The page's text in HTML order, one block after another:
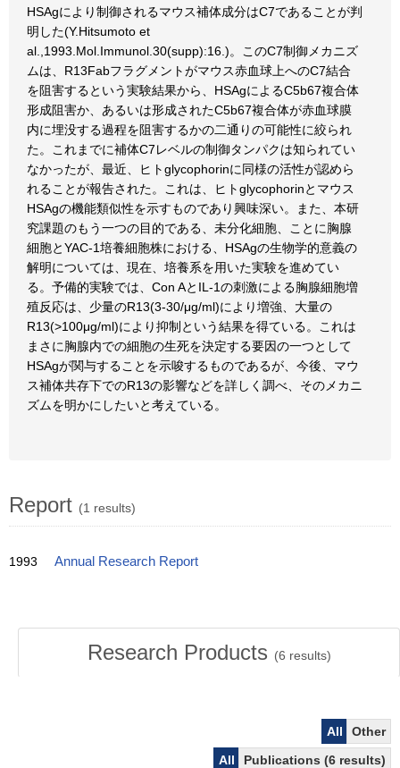
HSAgにより制御されるマウス補体成分はC7であることが判
明した(Y.Hitsumoto et
al.,1993.Mol.Immunol.30(supp):16.)。このC7制御メカニズ
ムは、R13Fabフラグメントがマウス赤血球上へのC7結合
を阻害するという実験結果から、HSAgによるC5b67複合体
形成阻害か、あるいは形成されたC5b67複合体が赤血球膜
内に埋没する過程を阻害するかの二通りの可能性に絞られ
た。これまでに補体C7レベルの制御タンパクは知られてい
なかったが、最近、ヒトglycophorinに同様の活性が認めら
れることが報告された。これは、ヒトglycophorinとマウス
HSAgの機能類似性を示すものであり興味深い。また、本研
究課題のもう一つの目的である、未分化細胞、ことに胸腺
細胞とYAC-1培養細胞株における、HSAgの生物学的意義の
解明については、現在、培養系を用いた実験を進めてい
る。予備的実験では、Con AとIL-1の刺激による胸腺細胞増
殖反応は、少量のR13(3-30/μg/ml)により増強、大量の
R13(>100μg/ml)により抑制という結果を得ている。これは
まさに胸腺内での細胞の生死を決定する要因の一つとして
HSAgが関与することを示唆するものであるが、今後、マウ
ス補体共存下でのR13の影響などを詳しく調べ、そのメカニ
ズムを明かにしたいと考えている。
Report (1 results)
1993 Annual Research Report
Research Products (6 results)
All
Other
All
Publications (6 results)